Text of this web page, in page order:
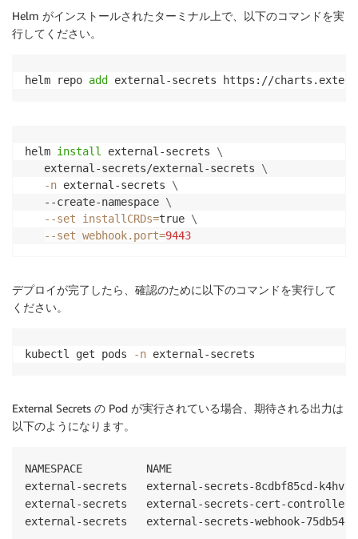
Helm がインストールされたターミナル上で、以下のコマンドを実
行してください。
helm repo add external-secrets https://
helm install external-secrets \
   external-secrets/external-secrets
\
-n external-secrets \
   --create-namespace
\
--set
installCRDs=true \
--set webhook.port=9443
デプロイが完了したら、確認のために以下のコマンドを実行して
ください。
kubectl get pods -n external-secrets
External Secrets の Pod が実行されている場合、期待される出力は
以下のようになります。
NAMESPACE          NAME
external-secrets   external-secrets-
external-secrets   external-secrets-cert-